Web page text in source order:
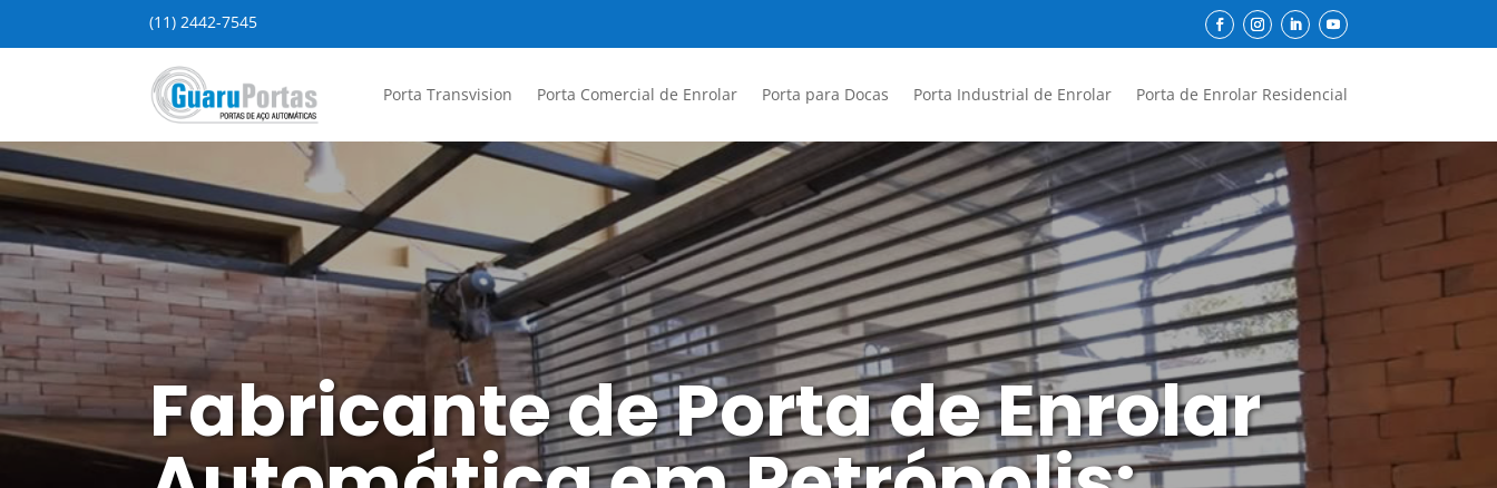
(11) 2442-7545
Porta Transvision Porta Comercial de Enrolar Porta para Docas Porta Industrial de Enrolar Porta de Enrolar Residencial
Fabricante de Porta de Enrolar